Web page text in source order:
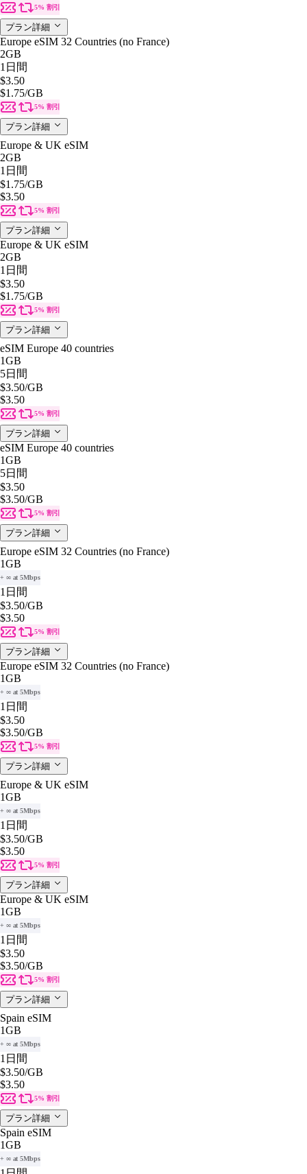
5% 割引
プラン詳細
Europe eSIM 32 Countries (no France)
2GB
1日間
$3.50
$1.75/GB
5% 割引
プラン詳細
Europe & UK eSIM
2GB
1日間
$1.75/GB
$3.50
5% 割引
プラン詳細
Europe & UK eSIM
2GB
1日間
$3.50
$1.75/GB
5% 割引
プラン詳細
eSIM Europe 40 countries
1GB
5日間
$3.50/GB
$3.50
5% 割引
プラン詳細
eSIM Europe 40 countries
1GB
5日間
$3.50
$3.50/GB
5% 割引
プラン詳細
Europe eSIM 32 Countries (no France)
1GB
+ ∞ at 5Mbps
1日間
$3.50/GB
$3.50
5% 割引
プラン詳細
Europe eSIM 32 Countries (no France)
1GB
+ ∞ at 5Mbps
1日間
$3.50
$3.50/GB
5% 割引
プラン詳細
Europe & UK eSIM
1GB
+ ∞ at 5Mbps
1日間
$3.50/GB
$3.50
5% 割引
プラン詳細
Europe & UK eSIM
1GB
+ ∞ at 5Mbps
1日間
$3.50
$3.50/GB
5% 割引
プラン詳細
Spain eSIM
1GB
+ ∞ at 5Mbps
1日間
$3.50/GB
$3.50
5% 割引
プラン詳細
Spain eSIM
1GB
+ ∞ at 5Mbps